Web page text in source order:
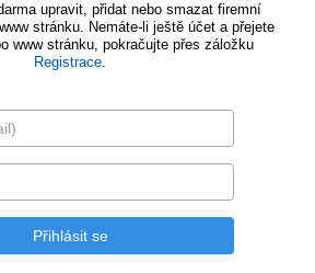
upravit, přidat nebo smazat firemní
stránku. Nemáte-li ještě účet a přejete
www stránku, pokračujte přes záložku
Registrace.